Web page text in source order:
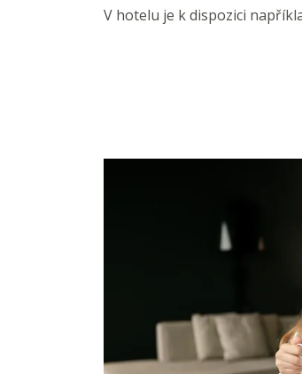
V hotelu je k dispozici